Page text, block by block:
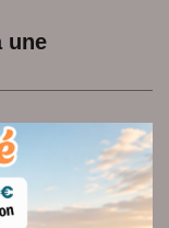
une